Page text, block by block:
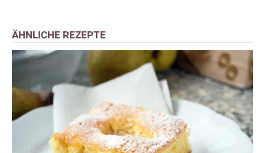
ÄHNLICHE REZEPTE